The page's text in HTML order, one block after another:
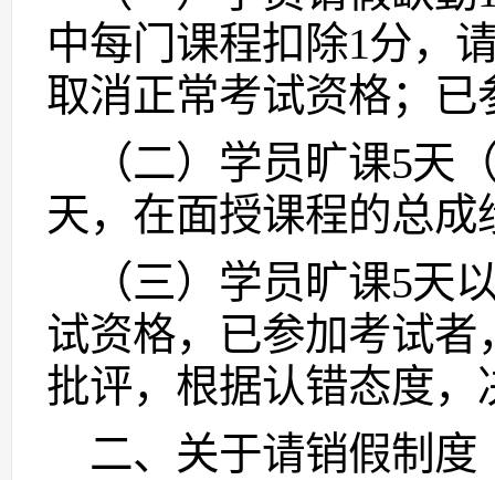
中每门课程扣除1分，
取消正常考试资格；
（二）学员旷课5天
天，在面授课程的总
（三）学员旷课5天
试资格，已参加考试
批评，根据认错态度
二、关于请销假制度